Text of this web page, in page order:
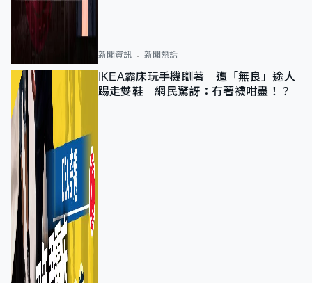
新聞資訊 新聞熱話
IKEA霸床玩手機瞓著 遭「無良」途人
踢走雙鞋 網民驚訝：冇著襪咁盡！？